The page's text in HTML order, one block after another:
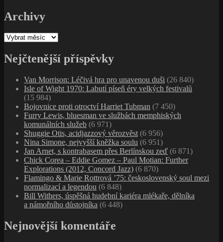
Archivy
Archivy
Nejčtenější příspěvky
Van Morrison: Léčivá hra pro unavenou duši (26 840)
Isle of Wight 1970: Labutí píseň éry velkých festivalů
(15 984)
Bojovnice proti otroctví Harriet Tubman (7 450)
Furry Lewis, bluesman ve službách memphiských
komunálních služeb (6 971)
Shuggie Otis, acidjazzový věrozvěst (6 956)
Nina Simone, nejvyšší kněžka soulu (6 951)
Jan Arnet, s kontrabasem přes Berlínskou zeď (6 871)
Chick Corea – Eddie Gomez – Paul Motian: Further
Explorations (2012, Concord Jazz) (6 870)
Flamingo & Marie Rottrová ’75: československý soul mezi
normalizací a legendou (6 848)
Bill Withers, úspěšná hudební kariéra mlékaře, dělníka
a námořního důstojníka (6 448)
Nejnovější komentáře